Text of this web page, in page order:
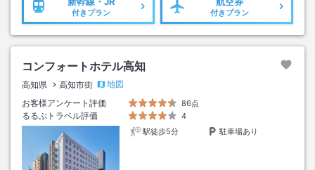
付きプラン 付きプラン
コンフォートホテル高知
高知県 高知市街
地図
お客様アンケート評価
86点
るるぶトラベル評価
4
駅徒歩5分
駐車場あり